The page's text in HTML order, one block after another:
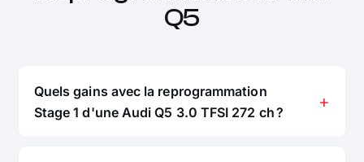
Q5
Quels gains avec la reprogrammation
Stage 1 d'une Audi Q5 3.0 TFSI 272 ch ?